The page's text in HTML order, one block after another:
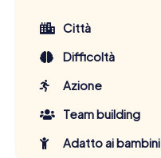
Città
Difficoltà
Azione
Team building
Adatto ai bambini